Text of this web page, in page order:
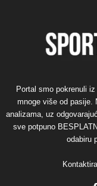
Portal smo pokrenuli
mnoge više od pasije.
analizama, uz
sve potpuno
odabiru